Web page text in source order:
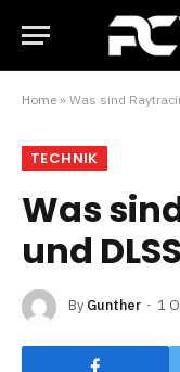
Home » Was sind
TECHNIK
Was
und
By Gunther 1